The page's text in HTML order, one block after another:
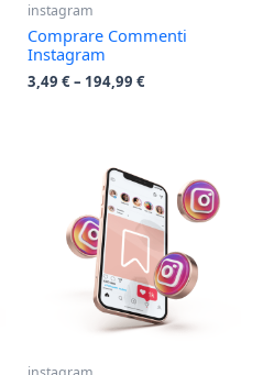
instagram
Comprare Commenti
Instagram
3,49 €– 194,99 €